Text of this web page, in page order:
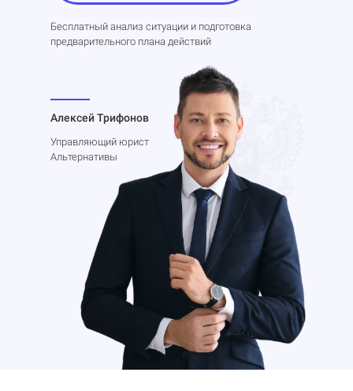
Алексей Трифонов
Управляющий юрист
Альтернативы
Бесплатный анализ ситуации и подготовка
предварительного плана действий